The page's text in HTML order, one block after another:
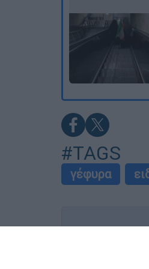
#TAGS
γέφυρα